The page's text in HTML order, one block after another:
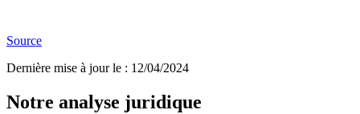
Source
Dernière mise à jour le : 12/04/2024
Notre analyse juridique